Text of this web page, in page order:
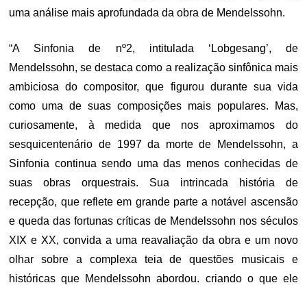
uma análise mais aprofundada da obra de Mendelssohn.
“A Sinfonia de nº2, intitulada ‘Lobgesang’, de
Mendelssohn, se destaca como a realização sinfônica mais
ambiciosa do compositor, que figurou durante sua vida
como uma de suas composições mais populares. Mas,
curiosamente, à medida que nos aproximamos do
sesquicentenário de 1997 da morte de Mendelssohn, a
Sinfonia continua sendo uma das menos conhecidas de
suas obras orquestrais. Sua intrincada história de
recepção, que reflete em grande parte a notável ascensão
e queda das fortunas críticas de Mendelssohn nos séculos
XIX e XX, convida a uma reavaliação da obra e um novo
olhar sobre a complexa teia de questões musicais e
históricas que Mendelssohn abordou. criando o que ele